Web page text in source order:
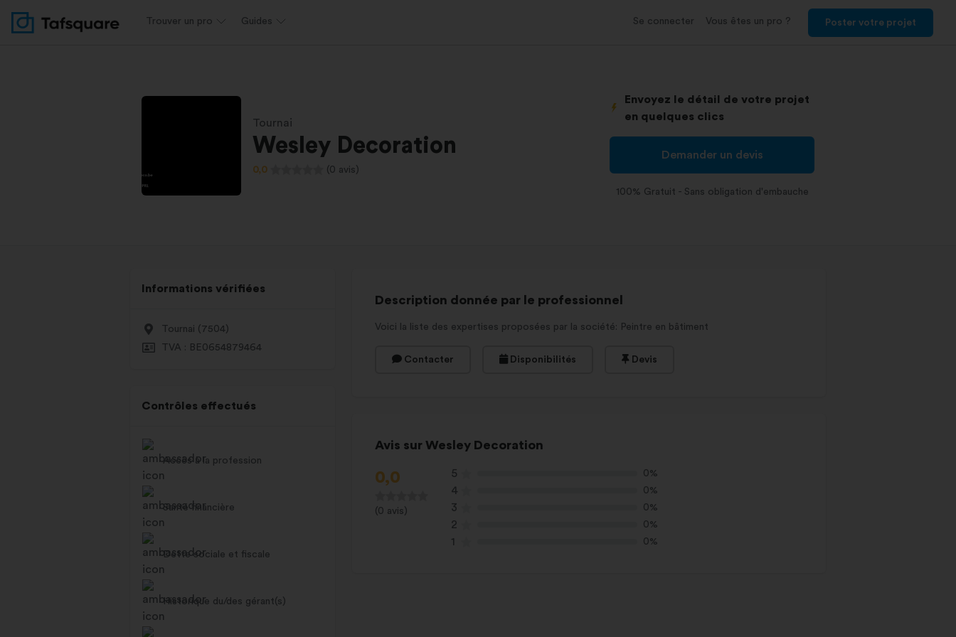
Trouver un pro Guides Se connecter Vous êtes un pro ? Poster votre projet
Tournai
Wesley Decoration
0,0 (0 avis)
Envoyez le détail de votre projet
en quelques clics
Demander un devis
100% Gratuit - Sans obligation d'embauche
Informations vérifiées
Tournai (7504)
TVA : BE0654879464
Contrôles effectués
Accès à la profession
Santé financière
Dette sociale et fiscale
Historique du/des gérant(s)
Description donnée par le professionnel
Voici la liste des expertises proposées par la société: Peintre en bâtiment
Contacter Disponibilités Devis
Avis sur Wesley Decoration
0,0
(0 avis)
5 0%
4 0%
3 0%
2 0%
1 0%